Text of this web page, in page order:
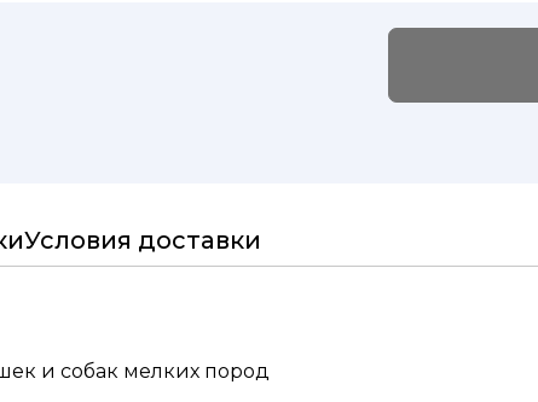
Условия доставки
и собак мелких пород